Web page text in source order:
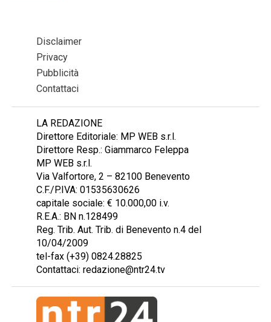
Disclaimer
Privacy
Pubblicità
Contattaci
LA REDAZIONE
Direttore Editoriale: MP WEB s.r.l.
Direttore Resp.: Giammarco Feleppa
MP WEB s.r.l.
Via Valfortore, 2 – 82100 Benevento
C.F./P.IVA: 01535630626
capitale sociale: € 10.000,00 i.v.
R.E.A.: BN n.128499
Reg. Trib. Aut. Trib. di Benevento n.4 del
10/04/2009
tel-fax (+39) 0824.28825
Contattaci: redazione@ntr24.tv